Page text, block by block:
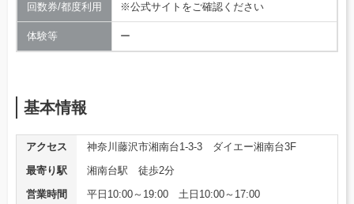
回数券/都度利用 ※公式サイトをご確認ください
体験等 ー
基本情報
アクセス
神奈川藤沢市湘南台1-3-3 ダイエー湘南台3F
最寄り駅
湘南台駅 徒歩2分
営業時間
平日10:00～19:00 土日10:00～17:00